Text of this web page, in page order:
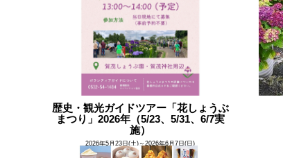
歴史・観光ガイドツアー「花しょうぶ
まつり」2026年（5/23、5/31、6/7実
施）
2026年5月23日(土)～2026年6月7日(日)